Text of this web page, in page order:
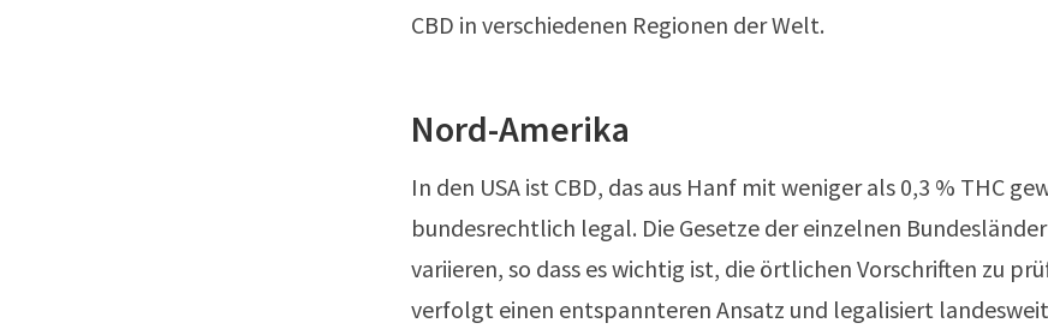
CBD in verschiedenen Regionen der Welt.
Nord-Amerika
In den USA ist CBD, das aus Hanf mit weniger als 0,3 % THC
bundesrechtlich legal. Die Gesetze der einzelnen
variieren, so dass es wichtig ist, die örtlichen Vorschriften zu
verfolgt einen entspannteren Ansatz und legalisiert